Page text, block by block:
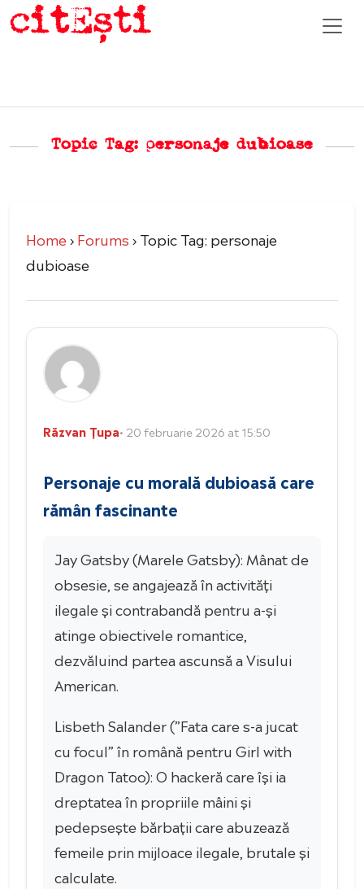
Topic Tag: personaje dubioase
Home›Forums›Topic Tag: personaje
dubioase
Răzvan Țupa• 20 februarie 2026 at 15:50
Personaje cu morală dubioasă care
rămân fascinante
Jay Gatsby (Marele Gatsby): Mânat de
obsesie, se angajează în activități
ilegale și contrabandă pentru a-și
atinge obiectivele romantice,
dezvăluind partea ascunsă a Visului
American.
Lisbeth Salander (”Fata care s-a jucat
cu focul” în română pentru Girl with
Dragon Tatoo): O hackeră care își ia
dreptatea în propriile mâini și
pedepsește bărbații care abuzează
femeile prin mijloace ilegale, brutale și
calculate.